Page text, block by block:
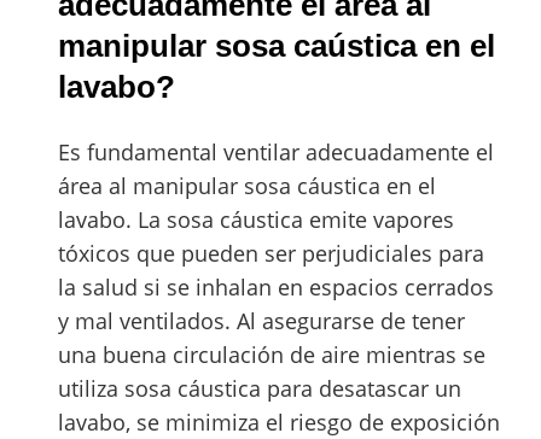
manipular sosa caústica en el
lavabo?
Es fundamental ventilar adecuadamente el
área al manipular sosa cáustica en el
lavabo. La sosa cáustica emite vapores
tóxicos que pueden ser perjudiciales para
la salud si se inhalan en espacios cerrados
y mal ventilados. Al asegurarse de tener
una buena circulación de aire mientras se
utiliza sosa cáustica para desatascar un
lavabo, se minimiza el riesgo de exposición